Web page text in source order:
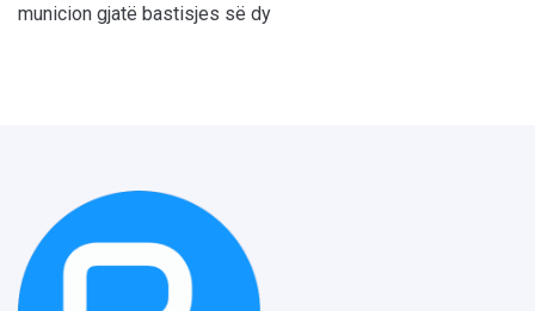
municion gjatë bastisjes së dy